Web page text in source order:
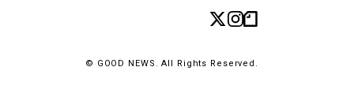
© GOOD NEWS. All Rights Reserved.